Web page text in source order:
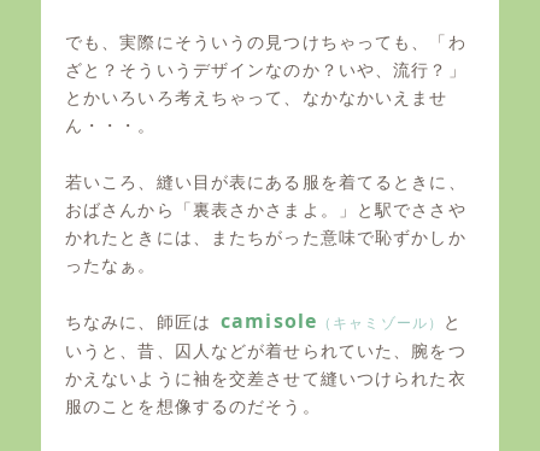
でも、実際にそういうの見つけちゃっても、「わ
ざと？そういうデザインなのか？いや、流行？」
とかいろいろ考えちゃって、なかなかいえませ
ん・・・。
若いころ、縫い目が表にある服を着てるときに、
おばさんから「裏表さかさまよ。」と駅でささや
かれたときには、またちがった意味で恥ずかしか
ったなぁ。
ちなみに、師匠はcamisole （キャミゾール）
と
いうと、昔、囚人などが着せられていた、腕をつ
かえないように袖を交差させて縫いつけられた衣
服のことを想像するのだそう。